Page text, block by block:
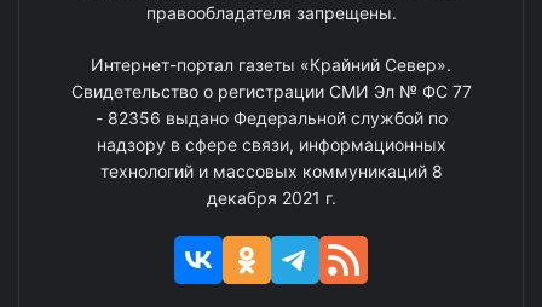
правообладателя запрещены.
Интернет-портал газеты «Крайний Север».
Свидетельство о регистрации СМИ Эл № ФС 77
- 82356 выдано Федеральной службой по
надзору в сфере связи, информационных
технологий и массовых коммуникаций 8
декабря 2021 г.